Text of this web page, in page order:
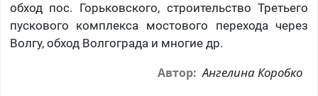
обход пос. Горьковского, строительство Третьего
пускового комплекса мостового перехода через
Волгу, обход Волгограда и многие др.
Автор: Ангелина Коробко